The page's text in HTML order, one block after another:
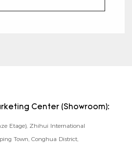
Center (Showroom):
Etage), Zhihui International
Town, Conghua District,